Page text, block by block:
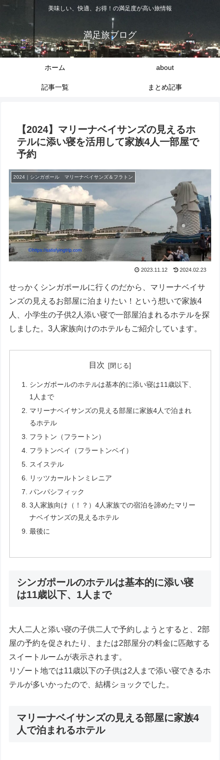
美味しい、快適、お得！の満足度が高い旅情報
満足旅ブログ
ホーム about
記事一覧 まとめ記事
【2024】マリーナベイサンズの見えるホ
テルに添い寝を活用して家族4人一部屋で
予約
2024｜シンガポール マリーナベイサンズ＆フラトン
2023.11.12 2024.02.23
せっかくシンガポールに行くのだから、マリーナベイサ
ンズの見えるお部屋に泊まりたい！という想いで家族4
人、小学生の子供2人添い寝で一部屋泊まれるホテルを探
しました。3人家族向けのホテルもご紹介しています。
目次
シンガポールのホテルは基本的に添い寝は11歳以下、
1人まで
マリーナベイサンズの見える部屋に家族4人で泊まれ
るホテル
フラトン（フラートン）
フラトンベイ（フラートンベイ）
スイステル
リッツカールトンミレニア
パンパシフィック
3人家族向け（！？）4人家族での宿泊を諦めたマリー
ナベイサンズの見えるホテル
最後に
シンガポールのホテルは基本的に添い寝
は11歳以下、1人まで
大人二人と添い寝の子供二人で予約しようとすると、2部
屋の予約を促されたり、または2部屋分の料金に匹敵する
スイートルームが表示されます。
リゾート地では11歳以下の子供は2人まで添い寝できるホ
テルが多いかったので、結構ショックでした。
マリーナベイサンズの見える部屋に家族4
人で泊まれるホテル